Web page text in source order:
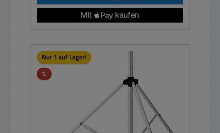
Nur 1 auf Lager!
%Rabatt